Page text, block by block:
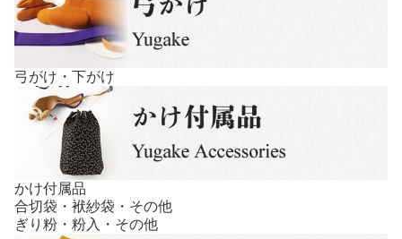
弓がけ・下がけ
かけ付属品
合切袋・袱紗袋・その他
ぎり粉・粉入・その他